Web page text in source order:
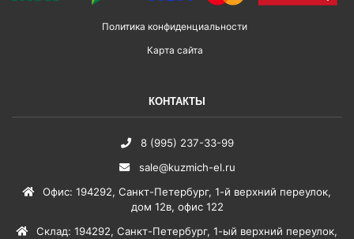
Политика конфиденциальности
Карта сайта
КОНТАКТЫ
8 (995) 237-33-99
sale@kuzmich-el.ru
Офис: 194292, Санкт-Петербург, 1-й верхний переулок,
дом 12в, офис 122
Склад: 194292, Санкт-Петербург, 1-ый верхний переулок,